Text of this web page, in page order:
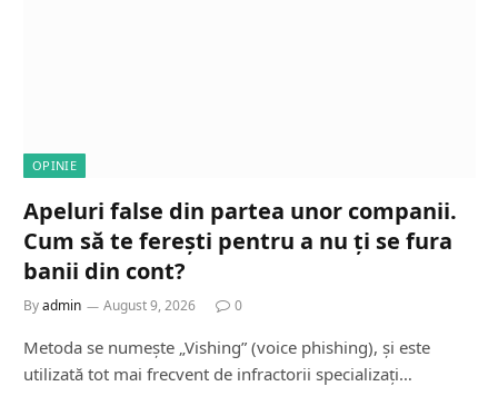
OPINIE
Apeluri false din partea unor companii.
Cum să te ferești pentru a nu ți se fura
banii din cont?
Byadmin August 9, 2026 0
Metoda se numește „Vishing” (voice phishing), și este
utilizată tot mai frecvent de infractorii specializați…